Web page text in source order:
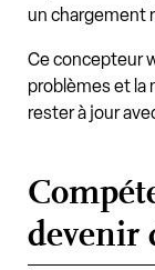
un chargement
Ce concepteur
problèmes et la
rester à jour
devenir